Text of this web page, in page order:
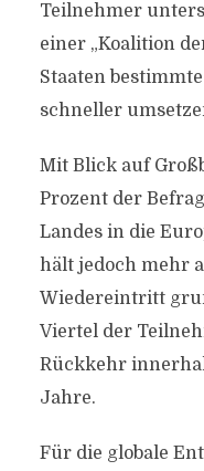
Teilnehmer
einer „Koalition
Staaten
schneller
Mit Blick auf
Prozent der
Landes in die
hält jedoch mehr
Wiedereintritt
Viertel der
Rückkehr
Jahre.
Für die globale